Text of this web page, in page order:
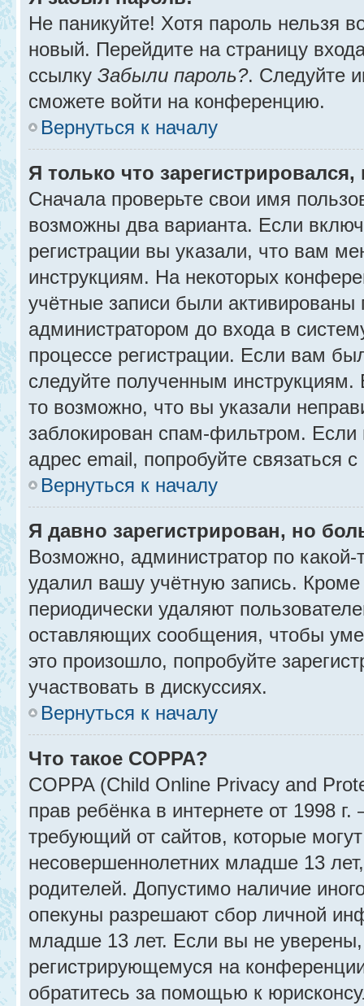
Не паникуйте! Хотя пароль нельзя
новый. Перейдите на страницу
ссылку Забыли пароль?. Следуйте
сможете войти на конференцию.
Вернуться к началу
Я только что
Сначала проверьте свои имя
возможны два варианта. Если
регистрации вы указали, что вам
инструкциям. На некоторых
учётные записи были активированы
администратором до входа в
процессе регистрации. Если вам
следуйте полученным
то возможно, что вы указали
заблокирован спам-фильтром.
адрес email, попробуйте связаться
Вернуться к началу
Я давно зарегистрирован, но
Возможно, администратор по
удалил вашу учётную запись.
периодически удаляют
оставляющих сообщения, чтобы
это произошло, попробуйте
участвовать в дискуссиях.
Вернуться к началу
Что такое COPPA?
COPPA (Child Online Privacy and
прав ребёнка в интернете от 1998
требующий от сайтов, которые
несовершеннолетних младше 13
родителей. Допустимо наличие
опекуны разрешают сбор личной
младше 13 лет. Если вы не
регистрирующемуся на
обратитесь за помощью к